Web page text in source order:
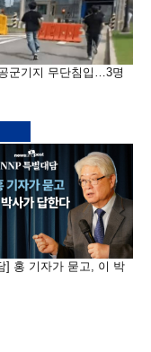
군기지 무단침입…3명
] 홍 기자가 묻고, 이 박